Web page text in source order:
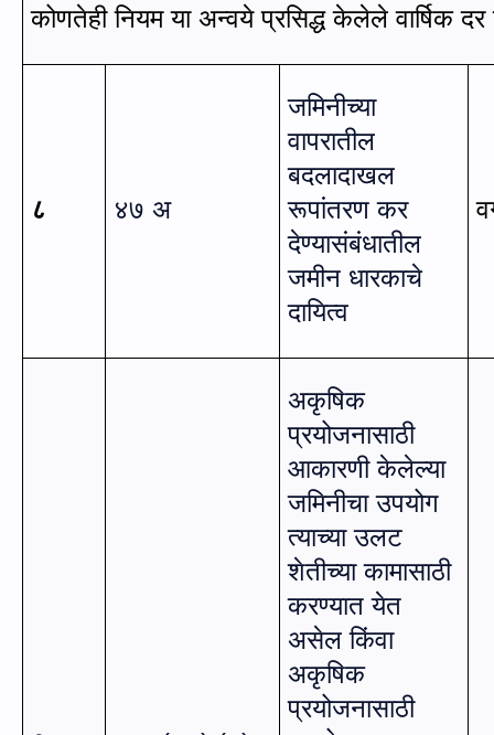
कोणतेही नियम या अन्वये प्रसिद्ध केलेले वार्षिक दर
८ ४७ अ
जमिनीच्या
वापरातील
बदलादाखल
रूपांतरण कर
देण्यासंबंधातील
जमीन धारकाचे
दायित्व
अकृषिक
प्रयोजनासाठी
आकारणी केलेल्या
जमिनीचा उपयोग
त्याच्या उलट
शेतीच्या कामासाठी
करण्यात येत
असेल किंवा
अकृषिक
प्रयोजनासाठी